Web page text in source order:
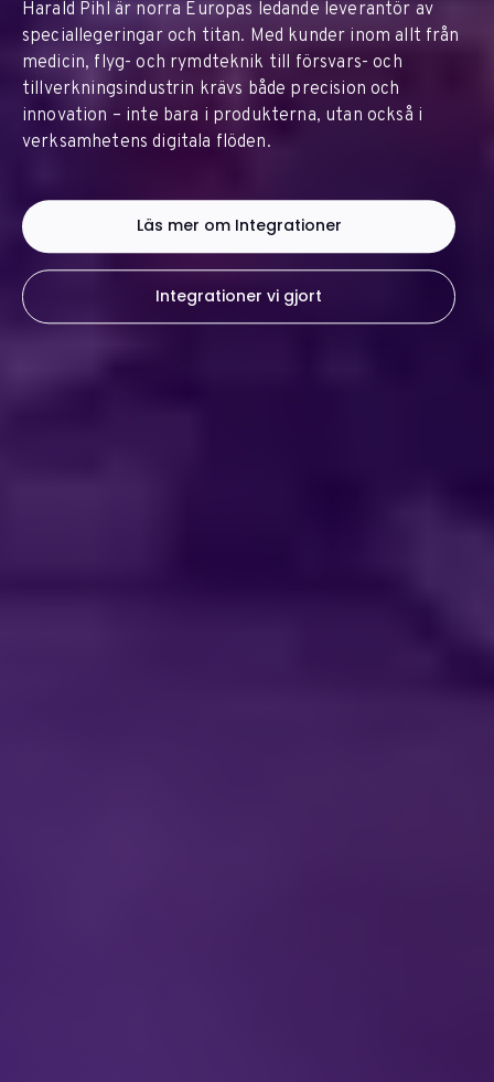
Harald Pihl är norra Europas ledande leverantör av
speciallegeringar och titan. Med kunder inom allt från
medicin, flyg- och rymdteknik till försvars- och
tillverkningsindustrin krävs både precision och
innovation – inte bara i produkterna, utan också i
verksamhetens digitala flöden.
Läs mer om Integrationer
Integrationer vi gjort